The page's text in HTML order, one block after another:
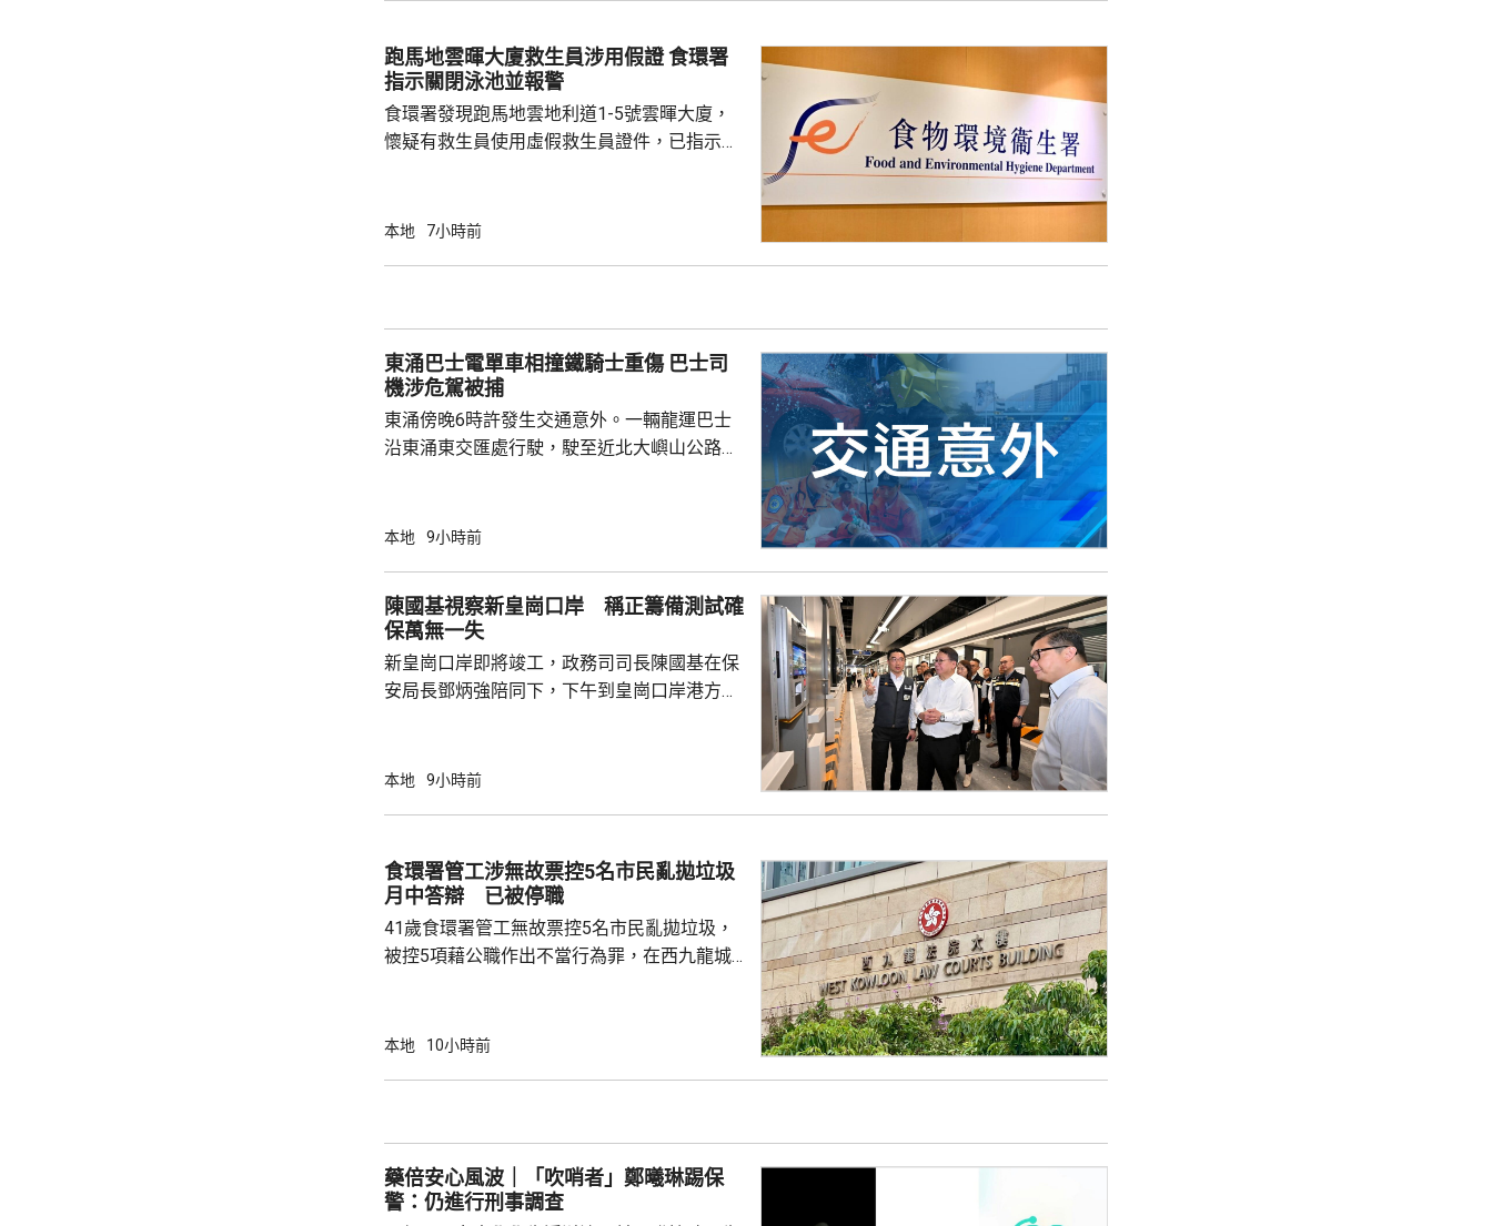
跑馬地雲暉大廈救生員涉用假證 食環署
指示關閉泳池並報警
食環署發現跑馬地雲地利道1-5號雲暉大廈，
懷疑有救生員使用虛假救生員證件，已指示泳
資料，今日收到核實結果，發現一名昨日在屋
泳池持牌人提出檢控。 食環署表示，今年至頭
上月底，對逾1400個持牌私人...
本地 7小時前
東涌巴士電單車相撞鐵騎士重傷 巴士司
機涉危駕被捕
東涌傍晚6時許發生交通意外。一輛龍運巴士
沿東涌東交匯處行駛，駛至近北大嶼山公路出
體多處受傷，昏迷送往北大嶼山醫院治理。
往沙田的路線E42巴士，已即時暫停涉事車長
駕駛職務，派員到醫院慰問傷者，並會配合警
方調查事故原因。
本地 9小時前
陳國基視察新皇崗口岸 稱正籌備測試確
保萬無一失
新皇崗口岸即將竣工，政務司司長陳國基在保
安局長鄧炳強陪同下，下午到皇崗口岸港方口
跨部門工作小組，正籌備綜合營運測試、公共
蓋約20個類別、超過100個不同規模的演練和
測試，循序漸進提升口岸負荷，並在每次測試
後即時跟進問題，又要求小組必須以...
本地 9小時前
食環署管工涉無故票控5名市民亂拋垃圾
月中答辯 已被停職
41歲食環署管工無故票控5名市民亂拋垃圾，
被控5項藉公職作出不當行為罪，在西九龍城
銳，案發時為食環署深水埗區環境衞生辦事處
不在港，令他們被追討罰款、遭通緝和拘捕。
食環署：涉事管工停職 ...
本地 10小時前
藥倍安心風波｜「吹哨者」鄭曦琳踢保
警：仍進行刑事調查